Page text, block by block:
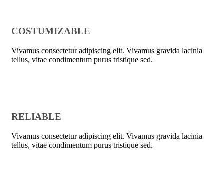
COSTUMIZABLE
Vivamus consectetur adipiscing elit. Vivamus gravida lacinia
tellus, vitae condimentum purus tristique sed.
RELIABLE
Vivamus consectetur adipiscing elit. Vivamus gravida lacinia
tellus, vitae condimentum purus tristique sed.